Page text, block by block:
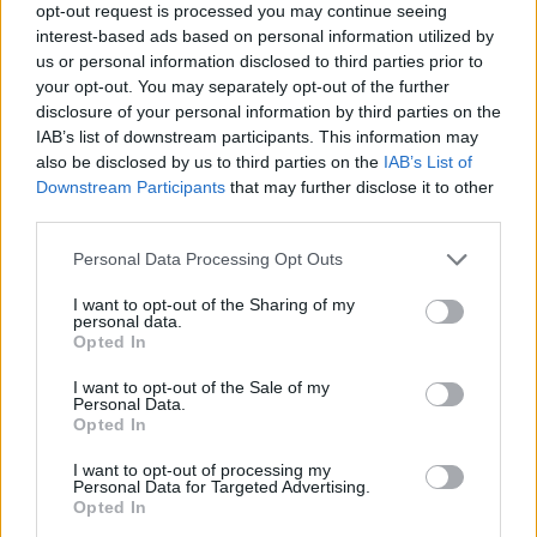
opt-out request is processed you may continue seeing
interest-based ads based on personal information utilized by
us or personal information disclosed to third parties prior to
your opt-out. You may separately opt-out of the further
disclosure of your personal information by third parties on the
IAB’s list of downstream participants. This information may
also be disclosed by us to third parties on the IAB’s List of
Downstream Participants that may further disclose it to other
Personal Data Processing Opt Outs
I want to opt-out of the Sharing of my
personal data.
Opted In
I want to opt-out of the Sale of my
Personal Data.
Opted In
I want to opt-out of processing my
Personal Data for Targeted Advertising.
Opted In
postanowiłam to sprawdzić. Okazało się że
wargi sromowe od strony wewnętrznej najbliżej
łechtaczki w miejscu tak jakby styku obu warg
ze sobą są całkiem mocno zaczerwienione. Ale
nie całe tylko właśnie w tych miejscach styku,
do tego łechtaczka też byla bardzo
uwrażliwiona. Podczas sikania trochę
żeby tego nje drażnić. Dzisiaj natomiast jest
są krwiście czerwone, prawie jak rana. Podczas
sikania strasznie szczypi i boli (tylko te
jutro jest niedziela, nie mam żadnego pantenolu
ani kwasu hialuronowego, nie wiem co robić
to faktycznie od maści? Z tego co czytałam
ulotki to moim zdaniem bardzo możliwe.
Forum: Infekcje intymne
POWIĄZANE
Tematy infekcje pochwy kłykciny kończyste